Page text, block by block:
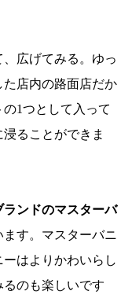
広げてみる。ゆっ
た店内の路面店だか
1つとして入って
ることができま
ランドのマスターバ
ます。マスターバニ
はよりかわいらし
るのも楽しいです